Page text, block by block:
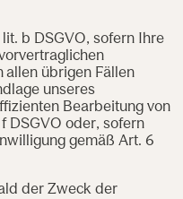
b DSGVO, sofern Ihre
allen übrigen Fällen
unseres
Bearbeitung von
DSGVO oder, sofern
gemäß Art. 6
der Zweck der